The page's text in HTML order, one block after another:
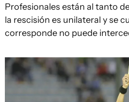
Profesionales están al tanto
la rescisión es unilateral y se
corresponde no puede